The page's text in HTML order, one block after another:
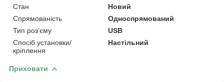
Стан
Новий
Спрямованість
Односпрямований
Тип роз'єму
USB
Спосіб установки/
кріплення
Настільний
Приховати